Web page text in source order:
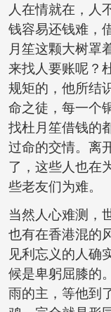
人在情就在，人
钱容易还钱难，
月笙这颗大树罩
来找人要账呢？
规矩的，他所结
命之徒，每一个
找杜月笙借钱的
过命的交情。离
了，这些人也在
些老友们为难。
当然人心难测，
也有在香港混的
见利忘义的人确
候是卑躬屈膝的
雨的主，等他到